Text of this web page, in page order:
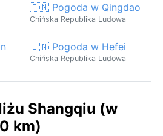
🇨🇳 Pogoda w Qingdao
Chińska Republika Ludowa
🇨🇳 Pogoda w Hefei
Chińska Republika Ludowa
Shangqiu (w
km)